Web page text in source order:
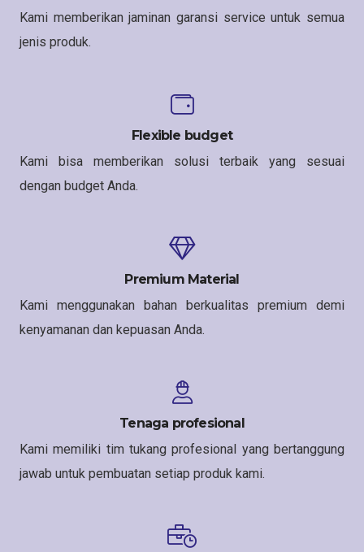
Kami memberikan jaminan garansi service untuk semua
jenis produk.
Flexible budget
Kami bisa memberikan solusi terbaik yang sesuai
dengan budget Anda.
Premium Material
Kami menggunakan bahan berkualitas premium demi
kenyamanan dan kepuasan Anda.
Tenaga profesional
Kami memiliki tim tukang profesional yang bertanggung
jawab untuk pembuatan setiap produk kami.